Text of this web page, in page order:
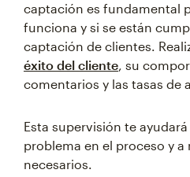
captación es fundamental
funciona y si se están
captación de clientes.
éxito del cliente, su
comentarios y las tasas de
Esta supervisión te
problema en el proceso y a
necesarios.